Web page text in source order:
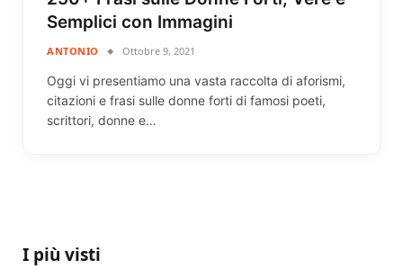
Semplici con Immagini
ANTONIO Ottobre 9, 2021
Oggi vi presentiamo una vasta raccolta di aforismi,
citazioni e frasi sulle donne forti di famosi poeti,
scrittori, donne e…
I più visti